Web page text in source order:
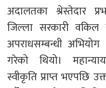
अदालतका श्रेस्तेदार
जिल्ला सरकारी वकिल
अपराधसम्बन्धी
गरेको थियो।
स्वीकृति प्राप्त भएपछि